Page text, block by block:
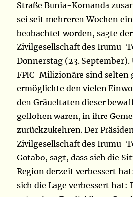
Straße Bunia-Komanda
sei seit mehreren Wochen
beobachtet worden, sagte
Zivilgesellschaft des Irumu-
Donnerstag (23.
FPIC-Milizionäre sind selten
ermöglichte den vielen
den Gräueltaten dieser
geflohen waren, in ihre
zurückzukehren. Der
Zivilgesellschaft des Irumu-
Gotabo, sagt, dass sich die
Region derzeit verbessert
sich die Lage verbessert hat: